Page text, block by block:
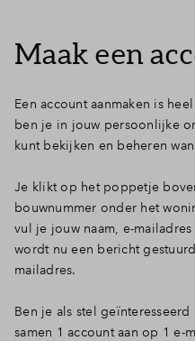
Maak een
Een account aanmaken is
ben je in jouw persoonlijke
kunt bekijken en beheren
Je klikt op het poppetje
bouwnummer onder het
vul je jouw naam, e-
wordt nu een bericht
mailadres.
Ben je als stel
samen 1 account aan op 1 e-